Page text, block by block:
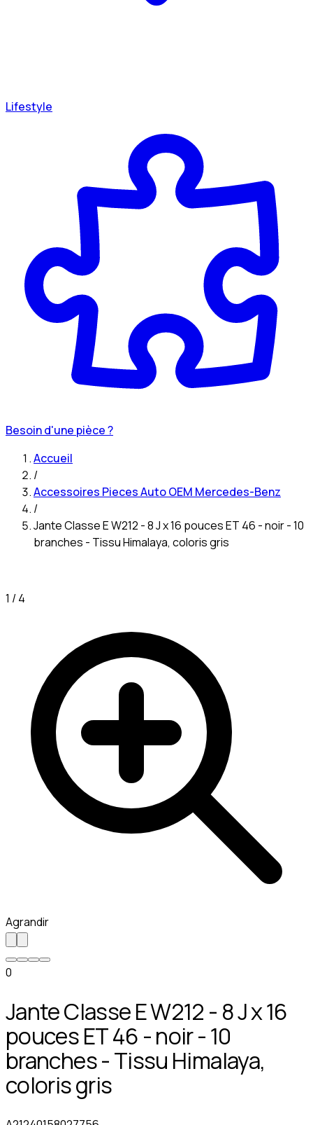
Lifestyle
Besoin d'une pièce ?
Accueil
/
Accessoires Pieces Auto OEM Mercedes-Benz
/
Jante Classe E W212 - 8 J x 16 pouces ET 46 - noir - 10
branches - Tissu Himalaya, coloris gris
1 /4
Agrandir
0
Jante Classe E W212 - 8 J x 16
pouces ET 46 - noir - 10
branches - Tissu Himalaya,
coloris gris